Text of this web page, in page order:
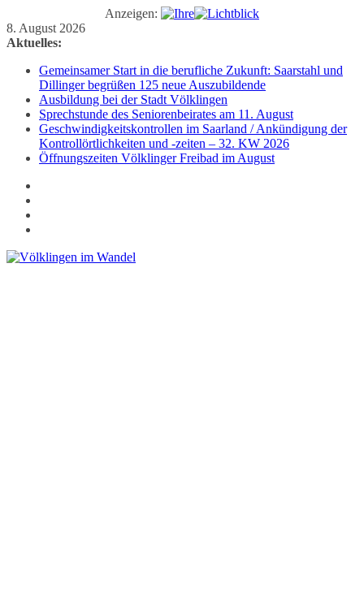
Anzeigen:
Zum
Inhalt
8. August 2026
Aktuelles:
Gemeinsamer Start in die berufliche Zukunft: Saarstahl und
Dillinger begrüßen 125 neue Auszubildende
Ausbildung bei der Stadt Völklingen
Sprechstunde des Seniorenbeirates am 11. August
Geschwindigkeitskontrollen im Saarland / Ankündigung der
Kontrollörtlichkeiten und -zeiten – 32. KW 2026
Öffnungszeiten Völklinger Freibad im August